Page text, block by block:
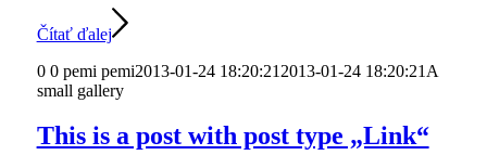
Čítať ďalej
0 0 pemi pemi2013-01-24 18:20:21 2013-01-24 18:20:21 A
small gallery
This is a post with post type „Link“